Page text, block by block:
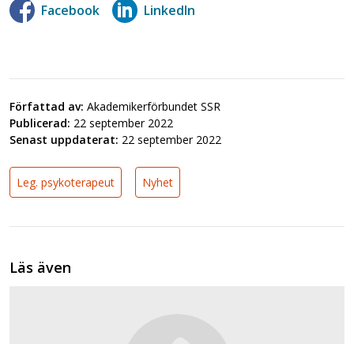
Facebook LinkedIn
Författad av: Akademikerförbundet SSR
Publicerad: 22 september 2022
Senast uppdaterat: 22 september 2022
Leg. psykoterapeut Nyhet
Läs även